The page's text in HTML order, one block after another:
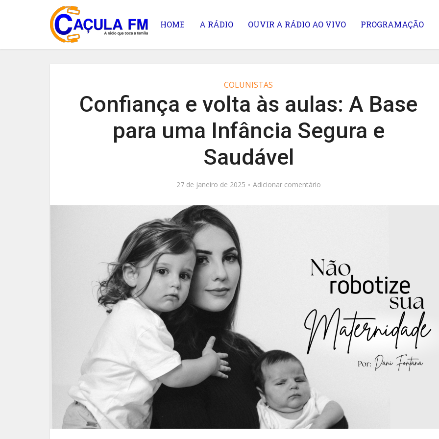
HOME A RÁDIO OUVIR A RÁDIO AO VIVO PROGRAMAÇÃO
COLUNISTAS
Confiança e volta às aulas: A Base
para uma Infância Segura e
Saudável
27 de janeiro de 2025 Adicionar comentário